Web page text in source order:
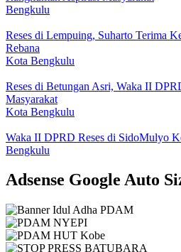
Bengkulu
Reses di Lempuing, Suharto Terima
Rebana
Kota Bengkulu
Reses di Betungan Asri, Waka II
Masyarakat
Kota Bengkulu
Waka II DPRD Reses di SidoMulyo
Bengkulu
Adsense Google Auto